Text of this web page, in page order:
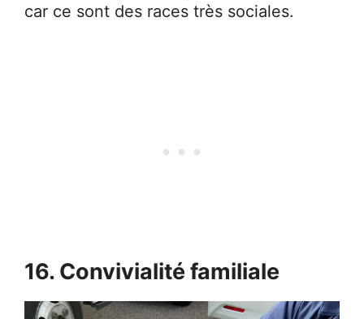
car ce sont des races très sociales.
16. Convivialité familiale